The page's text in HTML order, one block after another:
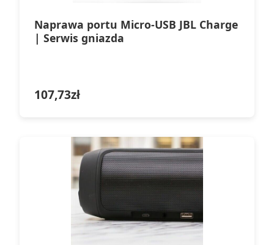
Naprawa portu Micro-USB JBL Charge
| Serwis gniazda
107,73zł